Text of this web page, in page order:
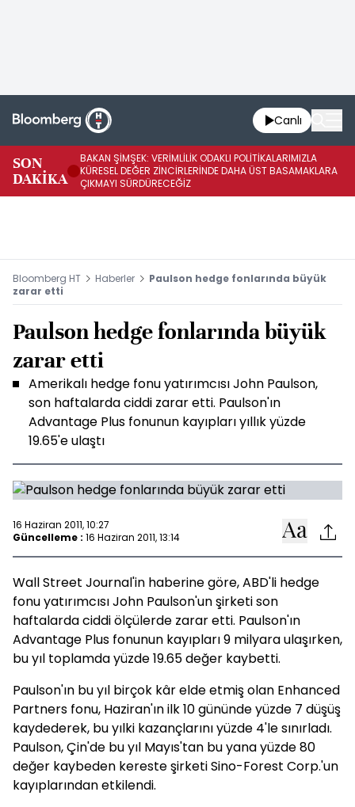
Canlı
SON
DAKİKA
BAKAN ŞİMŞEK: VERİMLİLİK ODAKLI POLİTİKALARIMIZLA
KÜRESEL DEĞER ZİNCİRLERİNDE DAHA ÜST BASAMAKLARA
ÇIKMAYI SÜRDÜRECEĞİZ
Bloomberg HT Haberler
Paulson hedge fonlarında büyük
zarar etti
Paulson hedge fonlarında büyük
zarar etti
Amerikalı hedge fonu yatırımcısı John Paulson,
son haftalarda ciddi zarar etti. Paulson'ın
Advantage Plus fonunun kayıpları yıllık yüzde
19.65'e ulaştı
16 Haziran 2011, 10:27
Güncelleme : 16 Haziran 2011, 13:14
Wall Street Journal'in haberine göre, ABD'li hedge
fonu yatırımcısı John Paulson'un şirketi son
haftalarda ciddi ölçülerde zarar etti. Paulson'ın
Advantage Plus fonunun kayıpları 9 milyara ulaşırken,
bu yıl toplamda yüzde 19.65 değer kaybetti.
Paulson'ın bu yıl birçok kâr elde etmiş olan Enhanced
Partners fonu, Haziran'ın ilk 10 gününde yüzde 7 düşüş
kaydederek, bu yılki kazançlarını yüzde 4'le sınırladı.
Paulson, Çin'de bu yıl Mayıs'tan bu yana yüzde 80
değer kaybeden kereste şirketi Sino-Forest Corp.'un
kayıplarından etkilendi.